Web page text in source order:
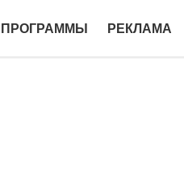
ПРОГРАММЫ РЕКЛАМА